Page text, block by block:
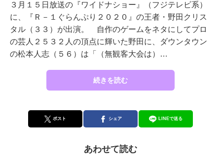
３月１５日放送の『ワイドナショー』（フジテレビ系）
に、『Ｒ－１ぐらんぷり２０２０』の王者・野田クリス
タル（３３）が出演。 自作のゲームをネタにしてプロ
の芸人２５３２人の頂点に輝いた野田に、ダウンタウン
の松本人志（５６）は「（無観客大会は）…
続きを読む
ポスト シェア LINEで送る
あわせて読む